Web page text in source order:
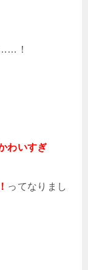
！
わいすぎ
ってなりまし